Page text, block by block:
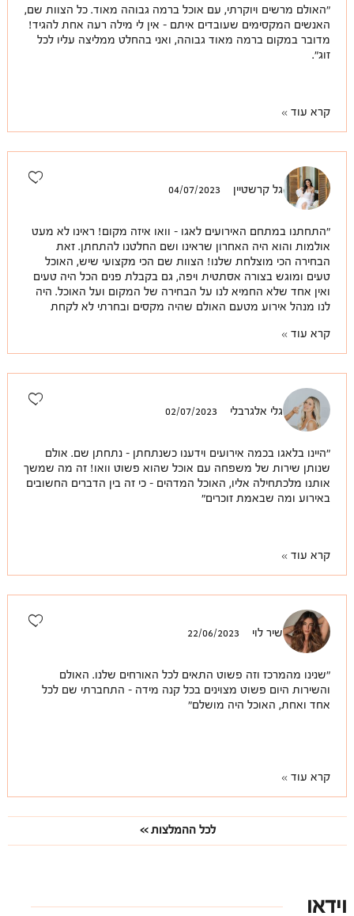
"האולם מרשים ויוקרתי, עם אוכל ברמה גבוהה מאוד. כל הצוות שם,
האנשים המקסימים שעובדים איתם - אין לי מילה רעה אחת להגיד!
מדובר במקום ברמה מאוד גבוהה, ואני בהחלט ממליצה עליו לכל
זוג".
קרא עוד
גל קרשטיין 04/07/2023
"התחתנו במתחם האירועים לאגו - וואו איזה מקום! ראינו לא מעט
אולמות והוא היה האחרון שראינו ושם החלטנו להתחתן. זאת
הבחירה הכי מוצלחת שלנו! הצוות שם הכי מקצועי שיש, האוכל
טעים ומוגש בצורה אסתטית ויפה, גם בקבלת פנים הכל היה טעים
ואין אחד שלא החמיא לנו על הבחירה של המקום ועל האוכל. היה
לנו מנהל אירוע מטעם האולם שהיה מקסים ובחרתי לא לקחת
קרא עוד
גלי אלגרבלי 02/07/2023
"היינו בלאגו בכמה אירועים וידענו כשנתחתן - נתחתן שם. אולם
שנותן שירות של משפחה עם אוכל שהוא פשוט וואו! זה מה שמשך
אותנו מלכתחילה אליו, האוכל המדהים - כי זה בין הדברים החשובים
באירוע ומה שבאמת זוכרים"
קרא עוד
שיר לוי 22/06/2023
"שנינו מהמרכז וזה פשוט התאים לכל האורחים שלנו. האולם
והשירות היום פשוט מצוינים בכל קנה מידה - התחברתי שם לכל
אחד ואחת, האוכל היה מושלם"
קרא עוד
לכל ההמלצות
וידאו